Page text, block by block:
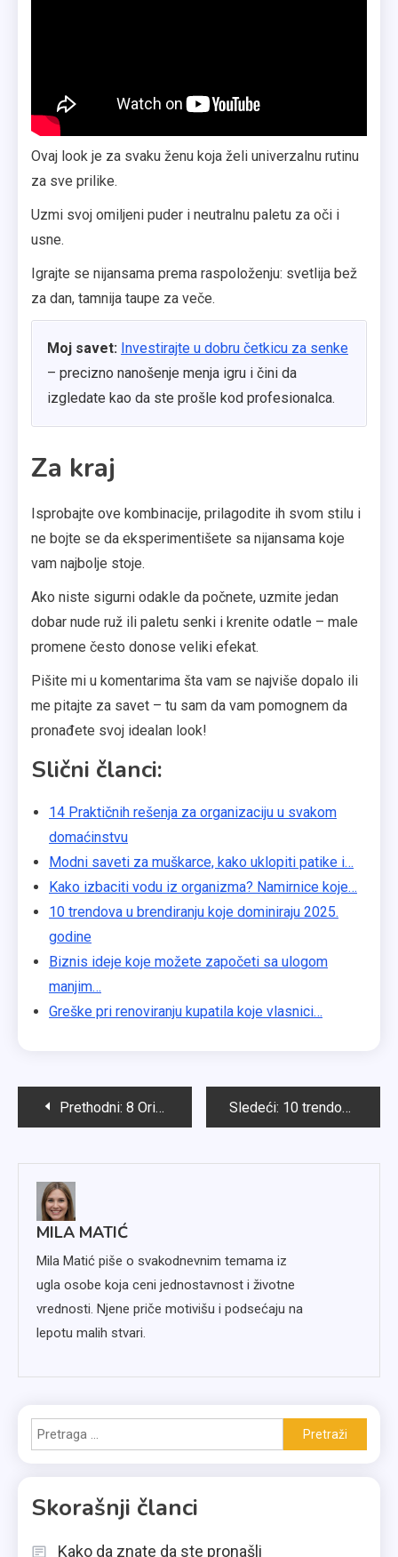
Ovaj look je za svaku ženu koja želi univerzalnu rutinu
za sve prilike.
Uzmi svoj omiljeni puder i neutralnu paletu za oči i
usne.
Igrajte se nijansama prema raspoloženju: svetlija bež
za dan, tamnija taupe za veče.
Moj savet: Investirajte u dobru četkicu za senke
– precizno nanošenje menja igru i čini da
izgledate kao da ste prošle kod profesionalca.
Za kraj
Isprobajte ove kombinacije, prilagodite ih svom stilu i
ne bojte se da eksperimentišete sa nijansama koje
vam najbolje stoje.
Ako niste sigurni odakle da počnete, uzmite jedan
dobar nude ruž ili paletu senki i krenite odatle – male
promene često donose veliki efekat.
Pišite mi u komentarima šta vam se najviše dopalo ili
me pitajte za savet – tu sam da vam pomognem da
pronađete svoj idealan look!
Slični članci:
14 Praktičnih rešenja za organizaciju u svakom
domaćinstvu
Modni saveti za muškarce, kako uklopiti patike i…
Kako izbaciti vodu iz organizma? Namirnice koje…
10 trendova u brendiranju koje dominiraju 2025.
godine
Biznis ideje koje možete započeti sa ulogom
manjim…
Greške pri renoviranju kupatila koje vlasnici…
Kretanje
Prethodni: 8 Originalnih ideja za prosidbu bez klišea Sledeći: 10 trendova u brendiranju koje dominiraju 2025. godine
MILA MATIĆ
Mila Matić piše o svakodnevnim temama iz
ugla osobe koja ceni jednostavnost i životne
vrednosti. Njene priče motivišu i podsećaju na
lepotu malih stvari.
Pretraga
za:
Skorašnji članci
Kako da znate da ste pronašli